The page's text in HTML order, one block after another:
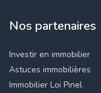
Nos partenaires
Investir en immobilier
Astuces immobilières
Immobilier Loi Pinel